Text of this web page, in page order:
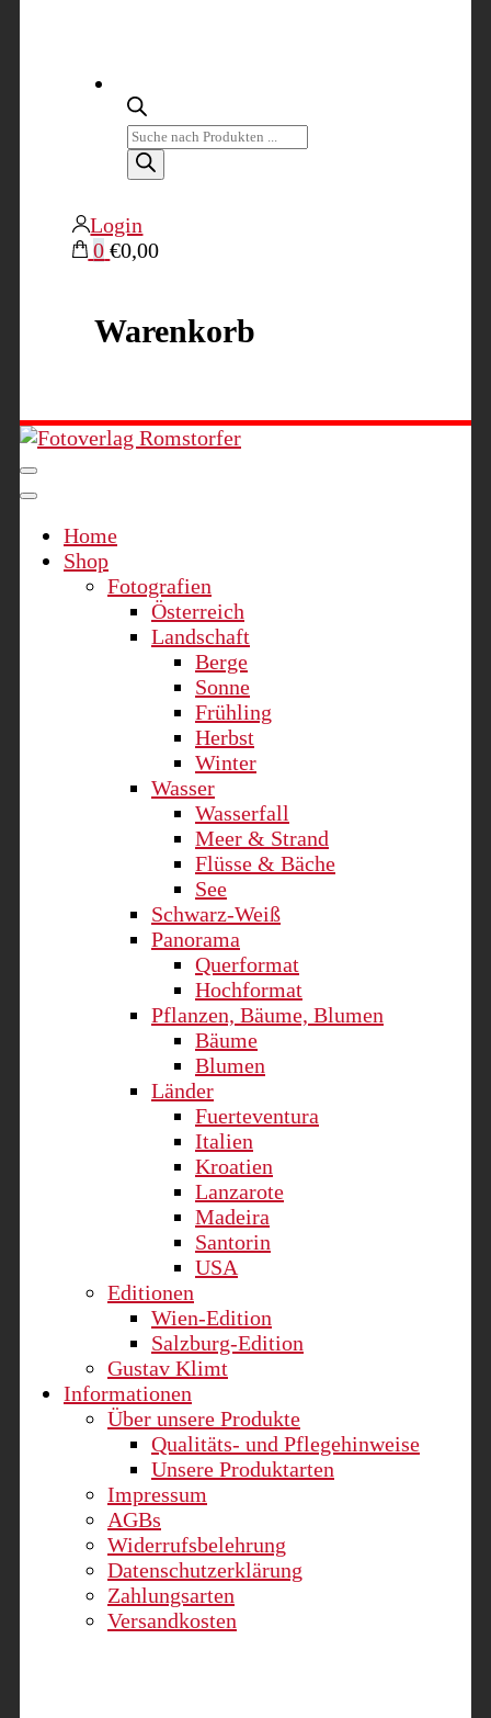
Products
search
Login
0 €0,00
Warenkorb
Home
Shop
Fotografien
Österreich
Landschaft
Berge
Sonne
Frühling
Herbst
Winter
Wasser
Wasserfall
Meer & Strand
Flüsse & Bäche
See
Schwarz-Weiß
Panorama
Querformat
Hochformat
Pflanzen, Bäume, Blumen
Bäume
Blumen
Länder
Fuerteventura
Italien
Kroatien
Lanzarote
Madeira
Santorin
USA
Editionen
Wien-Edition
Salzburg-Edition
Gustav Klimt
Informationen
Über unsere Produkte
Qualitäts- und Pflegehinweise
Unsere Produktarten
Impressum
AGBs
Widerrufsbelehrung
Datenschutzerklärung
Zahlungsarten
Versandkosten